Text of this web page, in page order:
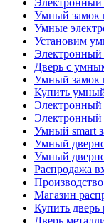
Умный замок
Умные
Установим
Электронный
Дверь с
Умный замок
Купить
Электронный
Электронный
Умный smart
Умный
Умный
Распродажа
Магазин
Купить дверь
Дверь